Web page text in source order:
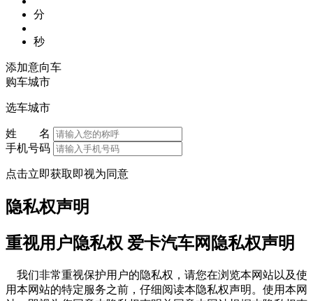
分
秒
添加意向车
购车城市
选车城市
姓 名
手机号码
点击立即获取即视为同意
隐私权声明
重视用户隐私权 爱卡汽车网隐私权声明
我们非常重视保护用户的隐私权，请您在浏览本网站以及使
用本网站的特定服务之前，仔细阅读本隐私权声明。使用本网